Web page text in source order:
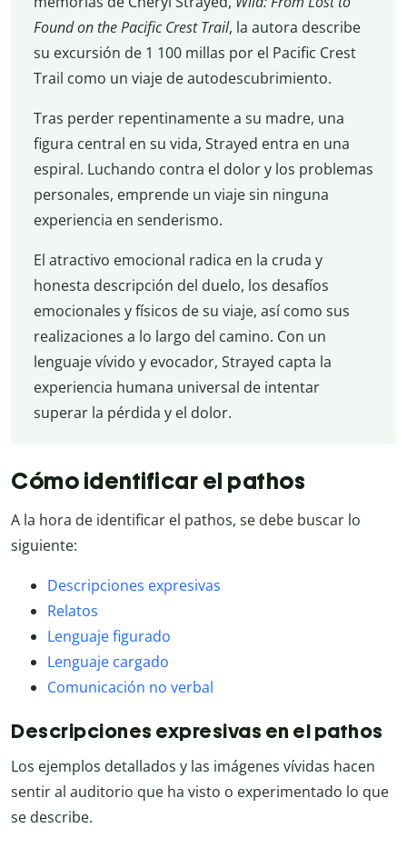
Found on the Pacific Crest Trail, la autora describe
su excursión de 1 100 millas por el Pacific Crest
Trail como un viaje de autodescubrimiento.
Tras perder repentinamente a su madre, una
figura central en su vida, Strayed entra en una
espiral. Luchando contra el dolor y los problemas
personales, emprende un viaje sin ninguna
experiencia en senderismo.
El atractivo emocional radica en la cruda y
honesta descripción del duelo, los desafíos
emocionales y físicos de su viaje, así como sus
realizaciones a lo largo del camino. Con un
lenguaje vívido y evocador, Strayed capta la
experiencia humana universal de intentar
superar la pérdida y el dolor.
Cómo identificar el pathos
A la hora de identificar el pathos, se debe buscar lo
siguiente:
Descripciones expresivas
Relatos
Lenguaje figurado
Lenguaje cargado
Comunicación no verbal
Descripciones expresivas en el pathos
Los ejemplos detallados y las imágenes vívidas hacen
sentir al auditorio que ha visto o experimentado lo que
se describe.